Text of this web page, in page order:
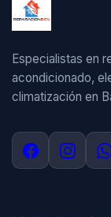
Especialistas en
acondicionado,
climatización en